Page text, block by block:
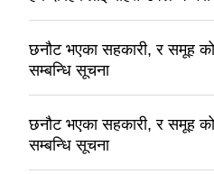
छनौट भएका सहकारी, र समूह को
सम्बन्धि सूचना
छनौट भएका सहकारी, र समूह को
सम्बन्धि सूचना